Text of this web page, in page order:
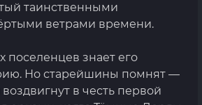
таинственными
ветрами времени.
поселенцев знает его
Но старейшины помнят —
в честь первой